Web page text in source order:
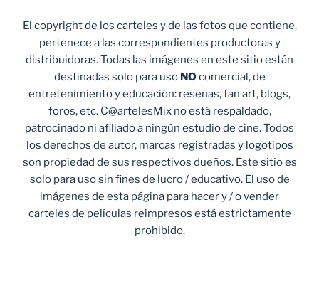
El copyright de los carteles y de las fotos que contiene,
pertenece a las correspondientes productoras y
distribuidoras. Todas las imágenes en este sitio están
destinadas solo para uso NO comercial, de
entretenimiento y educación: reseñas, fan art, blogs,
foros, etc. C@artelesMix no está respaldado,
patrocinado ni afiliado a ningún estudio de cine. Todos
los derechos de autor, marcas registradas y logotipos
son propiedad de sus respectivos dueños. Este sitio es
solo para uso sin fines de lucro / educativo. El uso de
imágenes de esta página para hacer y / o vender
carteles de películas reimpresos está estrictamente
prohibido.